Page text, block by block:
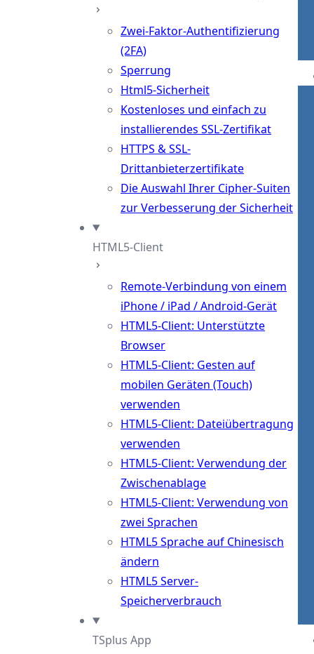
Zwei-Faktor-Authentifizierung
(2FA)
Sperrung
Html5-Sicherheit
Kostenloses und einfach zu
installierendes SSL-Zertifikat
HTTPS & SSL-
Drittanbieterzertifikate
Die Auswahl Ihrer Cipher-Suiten
zur Verbesserung der Sicherheit
HTML5-Client
Remote-Verbindung von einem
iPhone / iPad / Android-Gerät
HTML5-Client: Unterstützte
Browser
HTML5-Client: Gesten auf
mobilen Geräten (Touch)
verwenden
HTML5-Client: Dateiübertragung
verwenden
HTML5-Client: Verwendung der
Zwischenablage
HTML5-Client: Verwendung von
zwei Sprachen
HTML5 Sprache auf Chinesisch
ändern
HTML5 Server-
Speicherverbrauch
TSplus App